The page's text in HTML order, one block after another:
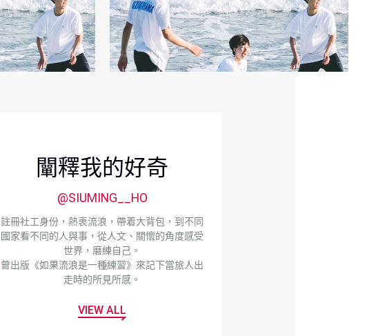
闡釋我的好奇
@SIUMING__HO
註冊社工身份，熱衷流浪，帶着大背包，到不同
國家看不同的人與事，從人文、關懷的角度感受
世界，磨練自己。
曾出版《如果流浪是一種練習》來記下當旅人出
走時的所見所感。
VIEW ALL